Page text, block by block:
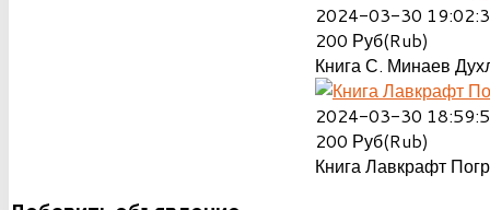
2024-03-30
200 Руб(Rub)
Книга С. Минаев
2024-03-30
200 Руб(Rub)
Книга Лавкрафт